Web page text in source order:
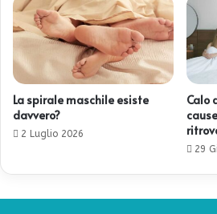
La spirale maschile esiste
davvero?
2 Luglio 2026
Calo
29